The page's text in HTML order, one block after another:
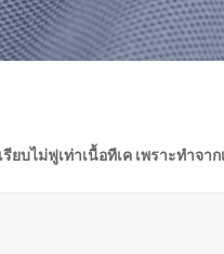
ยบไม่ฟูเท่าเนื้อทีเค เพราะทำ